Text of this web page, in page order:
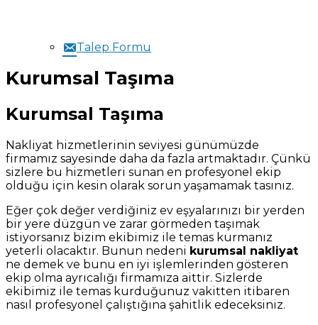
Talep Formu
Kurumsal Taşıma
Kurumsal Taşıma
Nakliyat hizmetlerinin seviyesi günümüzde
firmamız sayesinde daha da fazla artmaktadır. Çünkü
sizlere bu hizmetleri sunan en profesyonel ekip
olduğu için kesin olarak sorun yaşamamak tasınız.
Eğer çok değer verdiğiniz ev eşyalarınızı bir yerden
bir yere düzgün ve zarar görmeden taşımak
istiyorsanız bizim ekibimiz ile temas kurmanız
yeterli olacaktır. Bunun nedeni kurumsal nakliyat
ne demek ve bunu en iyi işlemlerinden gösteren
ekip olma ayrıcalığı firmamıza aittir. Sizlerde
ekibimiz ile temas kurduğunuz vakitten itibaren
nasıl profesyonel çalıştığına şahitlik edeceksiniz.